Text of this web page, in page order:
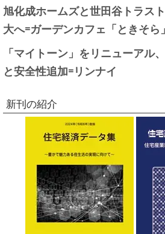
旭化成ホームズと世田谷トラス
大へ=ガーデンカフェ「ときそら
「マイトーン」をリニューアル
と安全性追加=リンナイ
新刊の紹介